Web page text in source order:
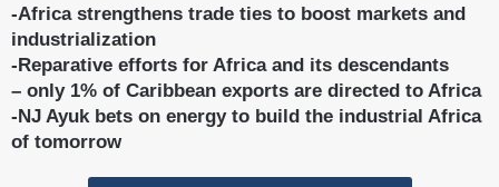
-Africa strengthens trade ties to boost markets and
industrialization
-Reparative efforts for Africa and its descendants
– only 1% of Caribbean exports are directed to Africa
-NJ Ayuk bets on energy to build the industrial Africa
of tomorrow